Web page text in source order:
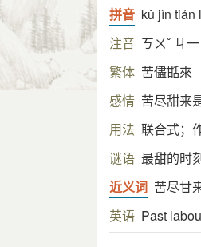
拼音 kǔ jìn tián
注音 ㄎㄨˇ ㄐ
繁体 苦儘甛來
感情 苦尽甜来
用法 联合式；
谜语 最甜的时
近义词 苦尽甘
英语 Past